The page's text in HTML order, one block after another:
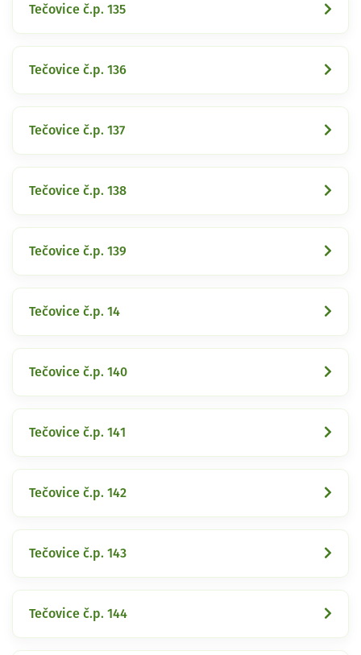
Tečovice č.p. 135
Tečovice č.p. 136
Tečovice č.p. 137
Tečovice č.p. 138
Tečovice č.p. 139
Tečovice č.p. 14
Tečovice č.p. 140
Tečovice č.p. 141
Tečovice č.p. 142
Tečovice č.p. 143
Tečovice č.p. 144